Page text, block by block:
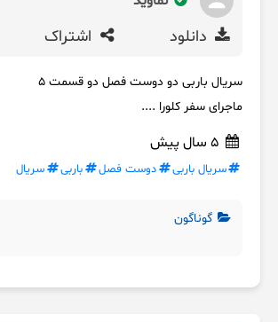
دانلود اشتراک
سریال باربی دو دوست فصل دو قسمت ۵
ماجرای سفر کلورا ....
سریال باربی دوست فصل باربی سریال
گوناگون